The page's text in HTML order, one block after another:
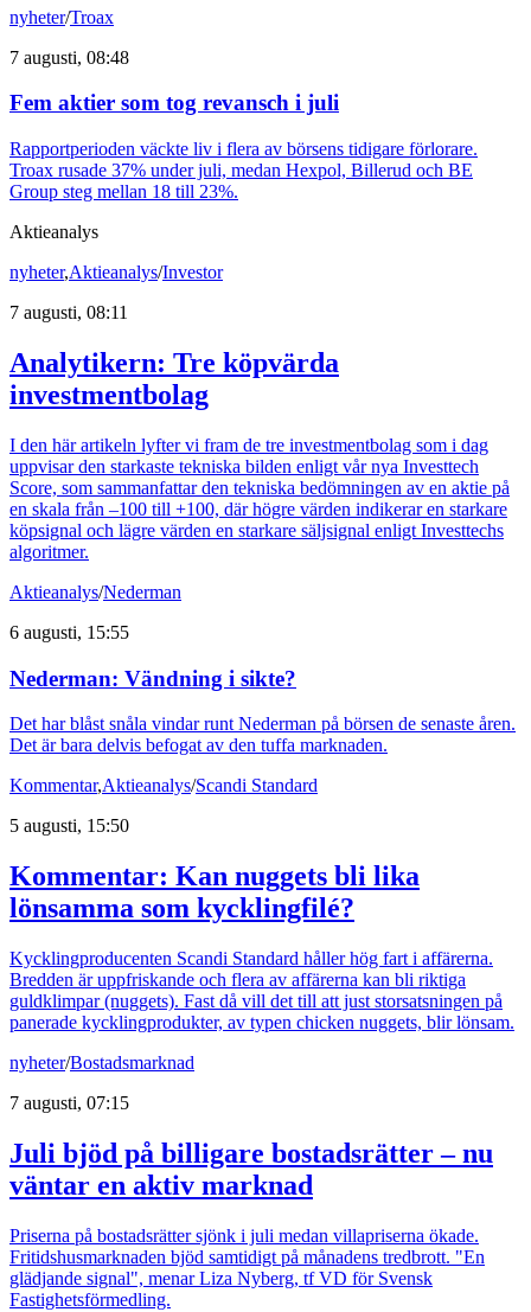
nyheter/Troax
7 augusti, 08:48
Fem aktier som tog revansch i juli
Rapportperioden väckte liv i flera av börsens tidigare förlorare.
Troax rusade 37% under juli, medan Hexpol, Billerud och BE
Group steg mellan 18 till 23%.
Aktieanalys
nyheter,Aktieanalys/Investor
7 augusti, 08:11
Analytikern: Tre köpvärda
investmentbolag
I den här artikeln lyfter vi fram de tre investmentbolag som i dag
uppvisar den starkaste tekniska bilden enligt vår nya Investtech
Score, som sammanfattar den tekniska bedömningen av en aktie på
en skala från –100 till +100, där högre värden indikerar en starkare
köpsignal och lägre värden en starkare säljsignal enligt Investtechs
algoritmer.
Aktieanalys/Nederman
6 augusti, 15:55
Nederman: Vändning i sikte?
Det har blåst snåla vindar runt Nederman på börsen de senaste åren.
Det är bara delvis befogat av den tuffa marknaden.
Kommentar,Aktieanalys/Scandi Standard
5 augusti, 15:50
Kommentar: Kan nuggets bli lika
lönsamma som kycklingfilé?
Kycklingproducenten Scandi Standard håller hög fart i affärerna.
Bredden är uppfriskande och flera av affärerna kan bli riktiga
guldklimpar (nuggets). Fast då vill det till att just storsatsningen på
panerade kycklingprodukter, av typen chicken nuggets, blir lönsam.
nyheter/Bostadsmarknad
7 augusti, 07:15
Juli bjöd på billigare bostadsrätter – nu
väntar en aktiv marknad
Priserna på bostadsrätter sjönk i juli medan villapriserna ökade.
Fritidshusmarknaden bjöd samtidigt på månadens tredbrott. "En
glädjande signal", menar Liza Nyberg, tf VD för Svensk
Fastighetsförmedling.